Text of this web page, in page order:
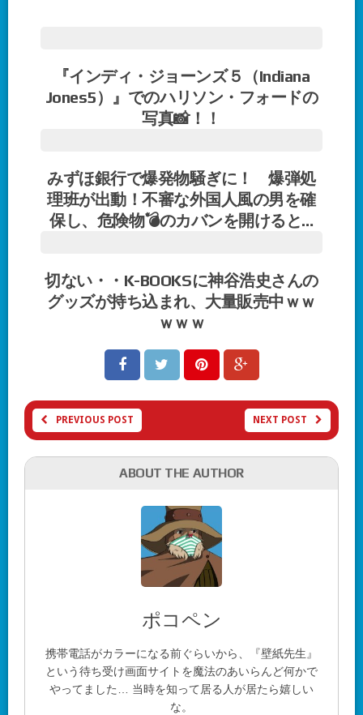
『インディ・ジョーンズ５（Indiana
Jones5）』でのハリソン・フォードの
写真📸！！
みずほ銀行で爆発物騒ぎに！ 爆弾処
理班が出動！不審な外国人風の男を確
保し、危険物💣のカバンを開けると…
切ない・・K-BOOKSに神谷浩史さんの
グッズが持ち込まれ、大量販売中ｗｗ
ｗｗｗ
PREVIOUS POST NEXT POST
ABOUT THE AUTHOR
ポコペン
携帯電話がカラーになる前ぐらいから、『壁紙先生』
という待ち受け画面サイトを魔法のあいらんど何かで
やってました… 当時を知って居る人が居たら嬉しい
な。